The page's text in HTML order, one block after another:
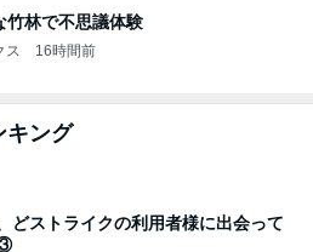
キング
どストライクの利用者様に出会って